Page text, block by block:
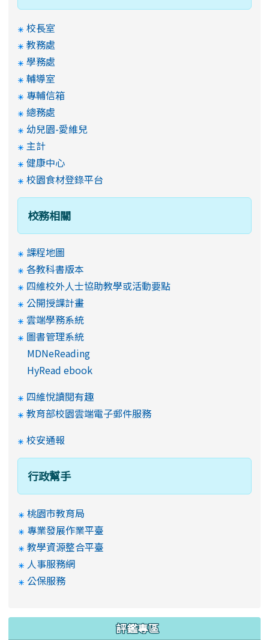
校長室
教務處
學務處
輔導室
專輔信箱
總務處
幼兒園-愛維兒
主計
健康中心
校園食材登錄平台
校務相關
課程地圖
各教科書版本
四維校外人士協助教學或活動要點
公開授課計畫
雲端學務系統
圖書管理系統
MDNeReading
HyRead ebook
四維悅讀閱有趣
教育部校園雲端電子郵件服務
校安通報
行政幫手
桃園市教育局
專業發展作業平臺
教學資源整合平臺
人事服務網
公保服務
評鑑專區